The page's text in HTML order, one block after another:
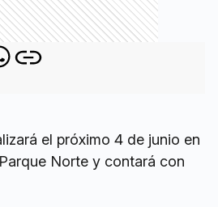
el próximo 4 de junio en
Norte y contará con